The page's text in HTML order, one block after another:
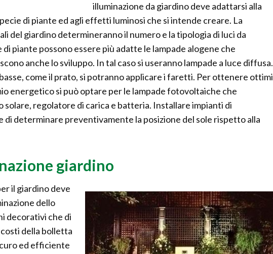
illuminazione da giardino deve adattarsi alla
di piante ed agli effetti luminosi che si intende creare. La
del giardino determineranno il numero e la tipologia di luci da
piante possono essere più adatte le lampade alogene che
anche lo sviluppo. In tal caso si useranno lampade a luce diffusa.
come il prato, si potranno applicare i faretti. Per ottenere ottimi
energetico si può optare per le lampade fotovoltaiche che
regolatore di carica e batteria. Installare impianti di
di determinare preventivamente la posizione del sole rispetto alla
giardino
il giardino deve
dello
decorativi che di
della bolletta
ed efficiente